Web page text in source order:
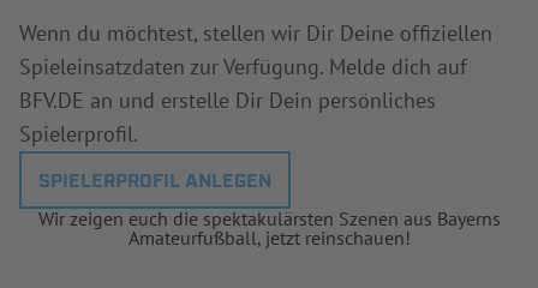
Wenn du möchtest, stellen wir Dir Deine offiziellen
Spieleinsatzdaten zur Verfügung. Melde dich auf
BFV.DE an und erstelle Dir Dein persönliches
Spielerprofil.
SPIELERPROFIL ANLEGEN
Wir zeigen euch die spektakulärsten Szenen aus Bayerns
Amateurfußball, jetzt reinschauen!